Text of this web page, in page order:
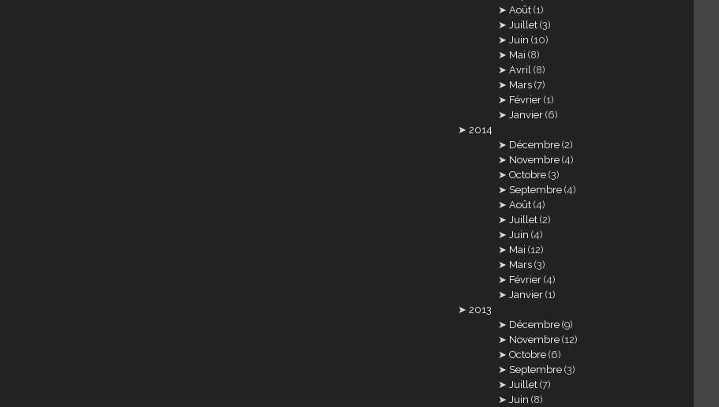
Août (1)
Juillet (3)
Juin (10)
Mai (8)
Avril (8)
Mars (7)
Février (1)
Janvier (6)
2014
Décembre (2)
Novembre (4)
Octobre (3)
Septembre (4)
Août (4)
Juillet (2)
Juin (4)
Mai (12)
Mars (3)
Février (4)
Janvier (1)
2013
Décembre (9)
Novembre (12)
Octobre (6)
Septembre (3)
Juillet (7)
Juin (8)